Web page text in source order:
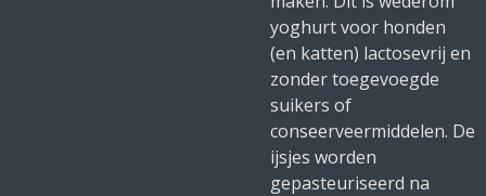
yoghurt voor honden
(en katten) lactosevrij en
zonder toegevoegde
suikers of
conseerveermiddelen. De
ijsjes worden
gepasteuriseerd na